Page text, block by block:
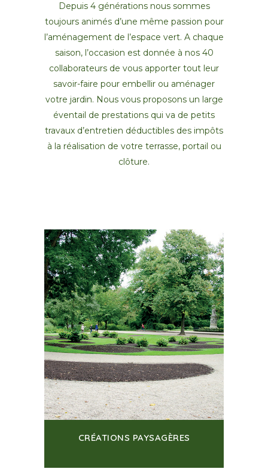
Depuis 4 générations nous sommes
toujours animés d’une même passion pour
l’aménagement de l’espace vert. A chaque
saison, l’occasion est donnée à nos 40
collaborateurs de vous apporter tout leur
savoir-faire pour embellir ou aménager
votre jardin. Nous vous proposons un large
éventail de prestations qui va de petits
travaux d’entretien déductibles des impôts
à la réalisation de votre terrasse, portail ou
clôture.
CRÉATIONS PAYSAGÈRES